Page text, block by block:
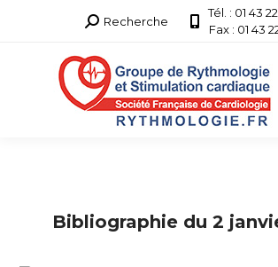
Recherche
Recherche
Tél. : 01 43
Fax : 01 43
Bibliographie du 2